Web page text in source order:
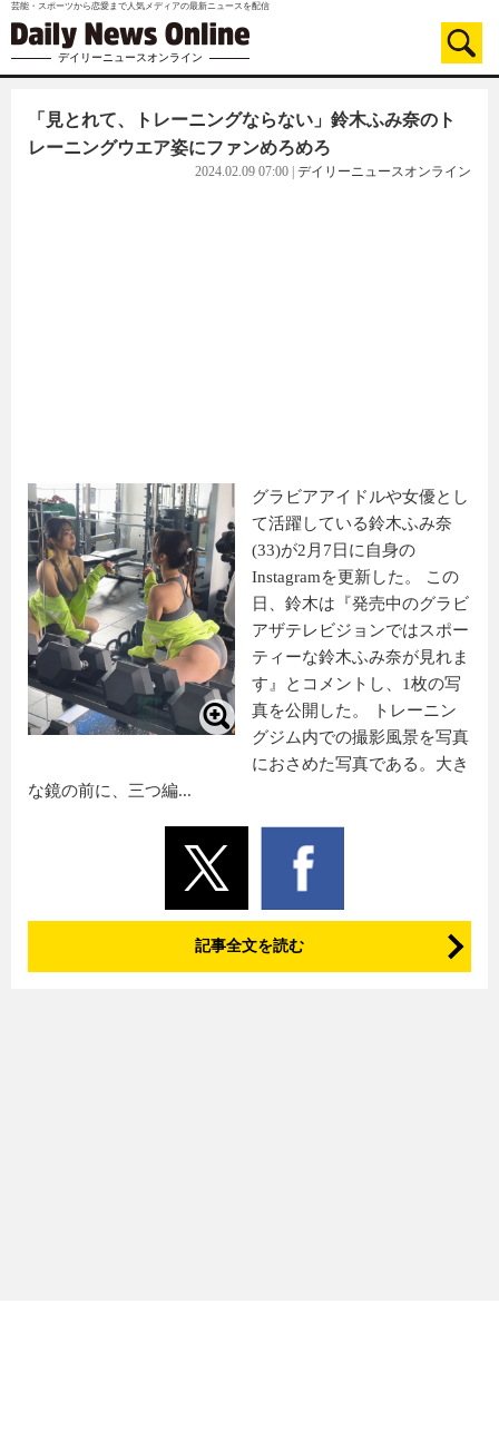
芸能・スポーツから恋愛まで人気メディアの最新ニュースを配信
デイリーニュースオンライン
「見とれて、トレーニングならない」鈴木ふみ奈のト
レーニングウエア姿にファンめろめろ
2024.02.09 07:00 デイリーニュースオンライン
グラビアアイドルや女優とし
て活躍している鈴木ふみ奈
(33)が2月7日に自身の
Instagramを更新した。 この
日、鈴木は『発売中のグラビ
アザテレビジョンではスポー
ティーな鈴木ふみ奈が見れま
す』とコメントし、1枚の写
真を公開した。 トレーニン
グジム内での撮影風景を写真
におさめた写真である。大き
な鏡の前に、三つ編...
記事全文を読む